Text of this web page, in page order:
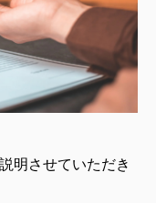
明させていただき